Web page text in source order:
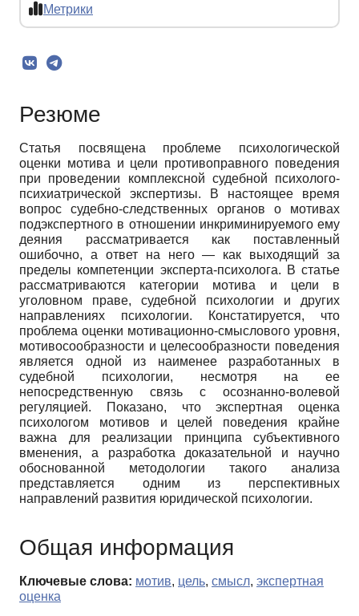
Метрики
Резюме
Статья посвящена проблеме психологической
оценки мотива и цели противоправного поведения
при проведении комплексной судебной психолого-
психиатрической экспертизы. В настоящее время
вопрос судебно-следственных органов о мотивах
подэкспертного в отношении инкриминируемого ему
деяния рассматривается как поставленный
ошибочно, а ответ на него — как выходящий за
пределы компетенции эксперта-психолога. В статье
рассматриваются категории мотива и цели в
уголовном праве, судебной психологии и других
направлениях психологии. Констатируется, что
проблема оценки мотивационно-смыслового уровня,
мотивосообразности и целесообразности поведения
является одной из наименее разработанных в
судебной психологии, несмотря на ее
непосредственную связь с осознанно-волевой
регуляцией. Показано, что экспертная оценка
психологом мотивов и целей поведения крайне
важна для реализации принципа субъективного
вменения, а разработка доказательной и научно
обоснованной методологии такого анализа
представляется одним из перспективных
направлений развития юридической психологии.
Общая информация
Ключевые слова: мотив, цель, смысл, экспертная
оценка